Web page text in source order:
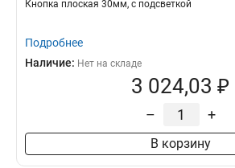
Кнопка плоская 30мм, с подсветкой
Подробнее
Наличие: Нет на складе
3 024,03 ₽
– +
В корзину